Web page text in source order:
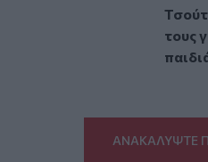
τους
ΑΝΑΚΑΛΥΨΤΕ